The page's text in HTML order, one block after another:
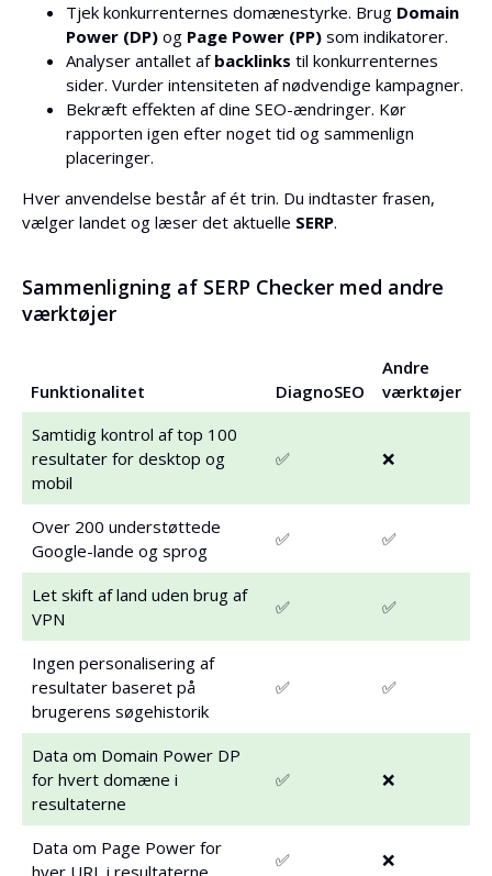
Tjek konkurrenternes domænestyrke. Brug Domain
Power (DP) og Page Power (PP) som indikatorer.
Analyser antallet af backlinks til konkurrenternes
sider. Vurder intensiteten af nødvendige kampagner.
Bekræft effekten af dine SEO-ændringer. Kør
rapporten igen efter noget tid og sammenlign
placeringer.
Hver anvendelse består af ét trin. Du indtaster frasen,
vælger landet og læser det aktuelle SERP.
Sammenligning af SERP Checker med andre
værktøjer
Funktionalitet DiagnoSEO
Andre
værktøjer
Samtidig kontrol af top 100
resultater for desktop og
mobil
✅ ❌
Over 200 understøttede
Google-lande og sprog
✅ ✅
Let skift af land uden brug af
VPN
✅ ✅
Ingen personalisering af
resultater baseret på
brugerens søgehistorik
✅ ✅
Data om Domain Power DP
for hvert domæne i
resultaterne
✅ ❌
Data om Page Power for
hver URL i resultaterne
✅ ❌